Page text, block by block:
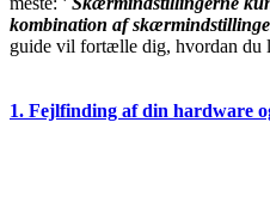
kombination af
guide vil fortælle dig, hvordan du
1. Fejlfinding af din hardware